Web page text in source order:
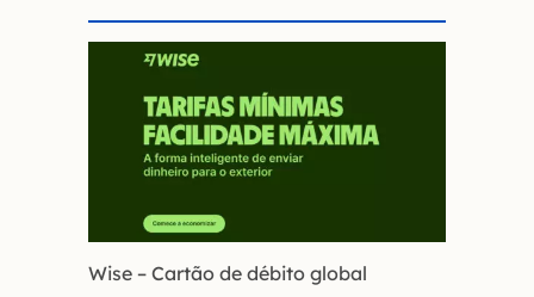
Wise – Cartão de débito global